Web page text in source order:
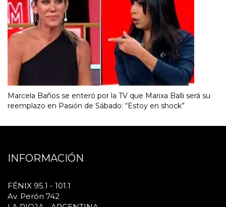
Marcela Baños se enteró por la TV que Marixa Balli será su
reemplazo en Pasión de Sábado: “Estoy en shock”
INFORMACIÓN
FÉNIX 95.1 - 101.1
Av. Perón 742